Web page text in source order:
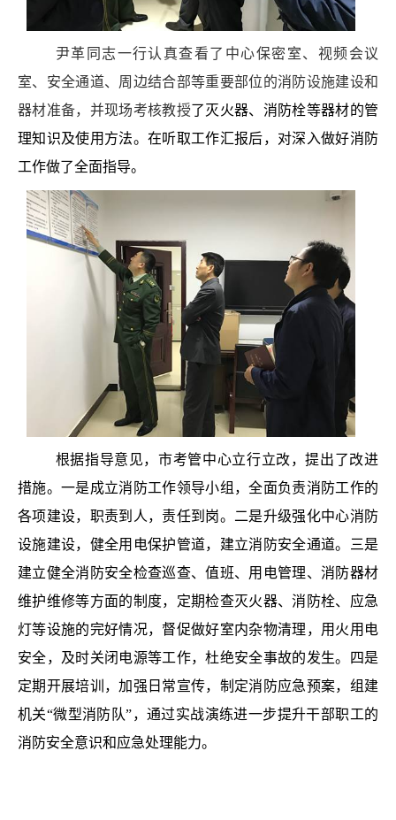
尹革同志一行认真查看了中心保密室、视频会议
室、安全通道、周边结合部等重要部位的消防设施建设和
器材准备，并现场考核教授了灭火器、消防栓等器材的管
理知识及使用方法。在听取工作汇报后，对深入做好消防
工作做了全面指导。
根据指导意见，市考管中心立行立改，提出了改进
措施。一是成立消防工作领导小组，全面负责消防工作的
各项建设，职责到人，责任到岗。二是升级强化中心消防
设施建设，健全用电保护管道，建立消防安全通道。三是
建立健全消防安全检查巡查、值班、用电管理、消防器材
维护维修等方面的制度，定期检查灭火器、消防栓、应急
灯等设施的完好情况，督促做好室内杂物清理，用火用电
安全，及时关闭电源等工作，杜绝安全事故的发生。四是
定期开展培训，加强日常宣传，制定消防应急预案，组建
机关“微型消防队”，通过实战演练进一步提升干部职工的
消防安全意识和应急处理能力。